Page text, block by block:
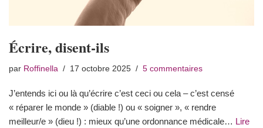
Écrire, disent-ils
par Roffinella 17 octobre 2025 5 commentaires
J’entends ici ou là qu’écrire c’est ceci ou cela – c’est censé
« réparer le monde » (diable !) ou « soigner », « rendre
meilleur/e » (dieu !) : mieux qu’une ordonnance médicale… Lire